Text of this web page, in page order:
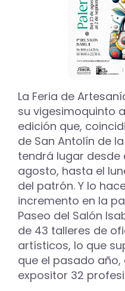
Salón
del
29
de
agosto
al
7
de
septiembre
La Feria de
su vigesimoquinto
edición que,
de San Antolín de
tendrá lugar desde
agosto, hasta el
del patrón. Y lo
incremento en la
Paseo del Salón
de 43 talleres de
artísticos, lo que
que el pasado
expositor 32